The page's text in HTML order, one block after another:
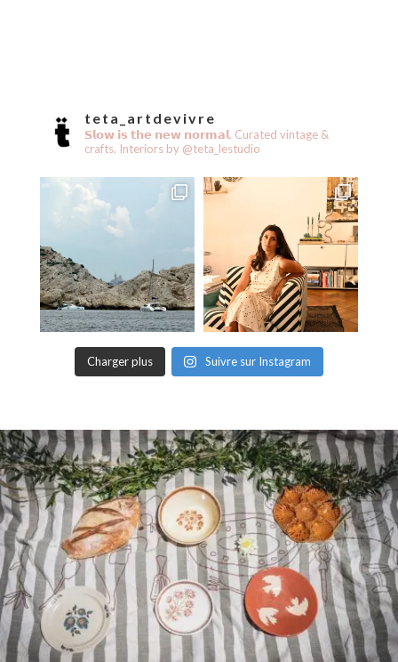
teta_artdevivre
𝗦𝗹𝗼𝘄 𝗶𝘀 𝘁𝗵𝗲 𝗻𝗲𝘄 𝗻𝗼𝗿𝗺𝗮𝗹. Curated vintage &
crafts. Interiors by @teta_lestudio
Charger plus Suivre sur Instagram